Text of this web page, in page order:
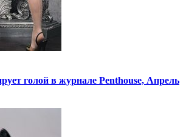
голой в журнале Penthouse, Апрель